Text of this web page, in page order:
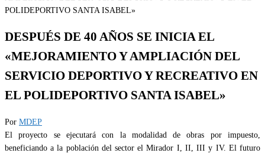
DESPUÉS DE 40 AÑOS SE INICIA EL
«MEJORAMIENTO Y AMPLIACIÓN DEL
SERVICIO DEPORTIVO Y RECREATIVO EN
EL POLIDEPORTIVO SANTA ISABEL»
Por MDEP
El proyecto se ejecutará con la modalidad de obras por impuesto,
beneficiando a la población del sector el Mirador I, II, III y IV. El futuro